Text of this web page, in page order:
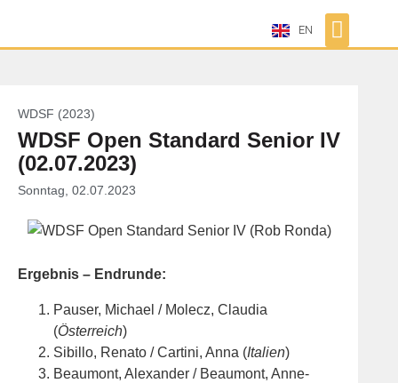
EN
WDSF (2023)
WDSF Open Standard Senior IV
(02.07.2023)
Sonntag, 02.07.2023
Ergebnis – Endrunde:
Pauser, Michael / Molecz, Claudia
(Österreich)
Sibillo, Renato / Cartini, Anna (Italien)
Beaumont, Alexander / Beaumont, Anne-